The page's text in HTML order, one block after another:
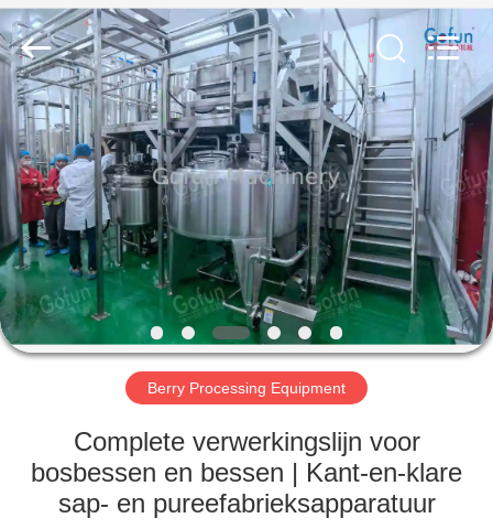
HUIS
PRODUCTEN
VIDEOS
VR-
SHOW
ONGEVEER
ONS
Gofun
Machinery
Co.,
Ltd..
All
Rights
Reserved.
Berry Processing Equipment
Complete verwerkingslijn voor
bosbessen en bessen | Kant-en-klare
sap- en pureefabrieksapparatuur